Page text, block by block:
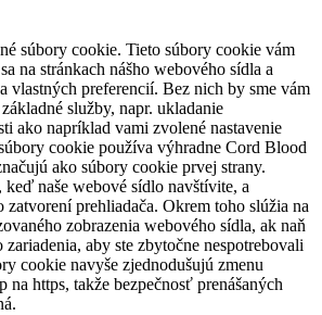
súbory cookie. Tieto súbory cookie vám
na stránkach nášho webového sídla a
preferencií. Bez nich by sme vám
služby, napr. ukladanie
ako napríklad vami zvolené nastavenie
cookie používa výhradne Cord Blood
ako súbory cookie prvej strany.
keď naše webové sídlo navštívite, a
zatvorení prehliadača. Okrem toho slúžia na
zobrazenia webového sídla, ak naň
aby ste zbytočne nespotrebovali
cookie navyše zjednodušujú zmenu
na https, takže bezpečnosť prenášaných